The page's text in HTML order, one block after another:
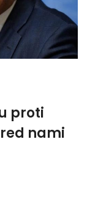
proti
nami